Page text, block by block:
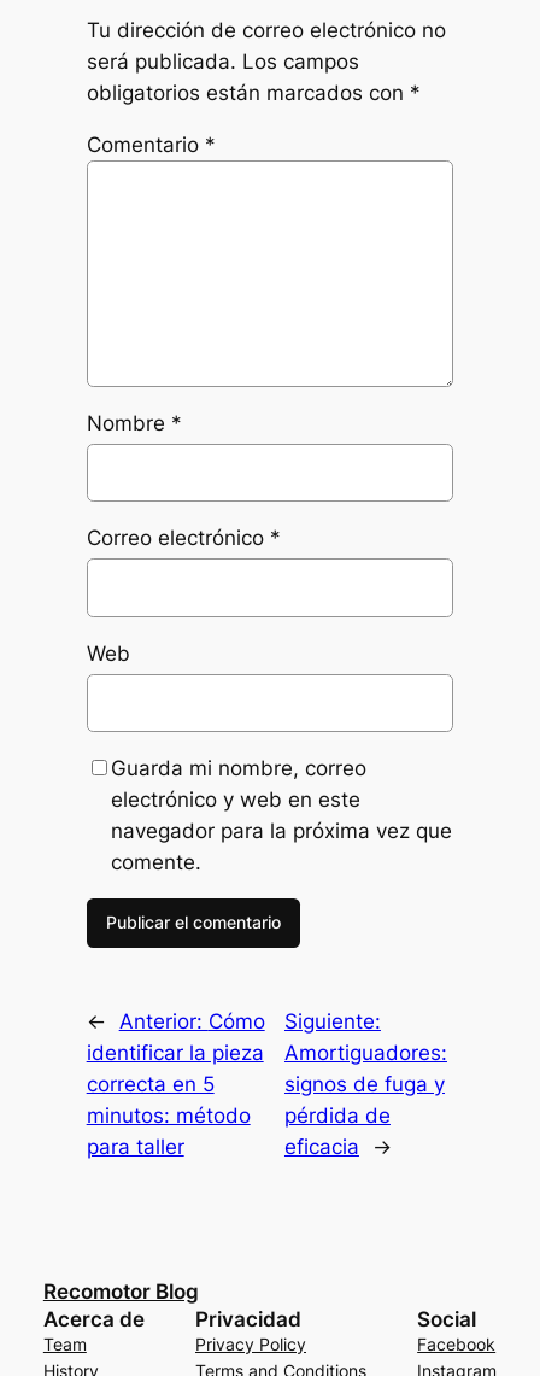
Tu dirección de correo electrónico no
será publicada. Los campos
obligatorios están marcados con *
Comentario *
Nombre *
Correo electrónico *
Web
Guarda mi nombre, correo
electrónico y web en este
navegador para la próxima vez que
comente.
← Anterior: Cómo
identificar la pieza
correcta en 5
minutos: método
para taller
Siguiente:
Amortiguadores:
signos de fuga y
pérdida de
eficacia
→
Recomotor Blog
Acerca de
Team
History
Privacidad
Privacy Policy
Terms and Conditions
Social
Facebook
Instagram